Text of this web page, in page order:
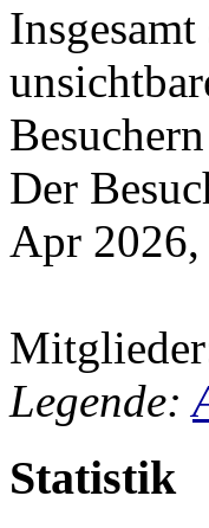
Insgesamt
Der
Apr
Legende:
Statistik